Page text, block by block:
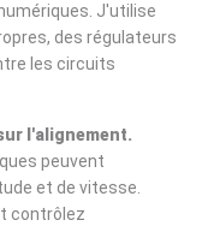
J'utilise
des régulateurs
les circuits
l'alignement.
peuvent
et de vitesse.
contrôlez